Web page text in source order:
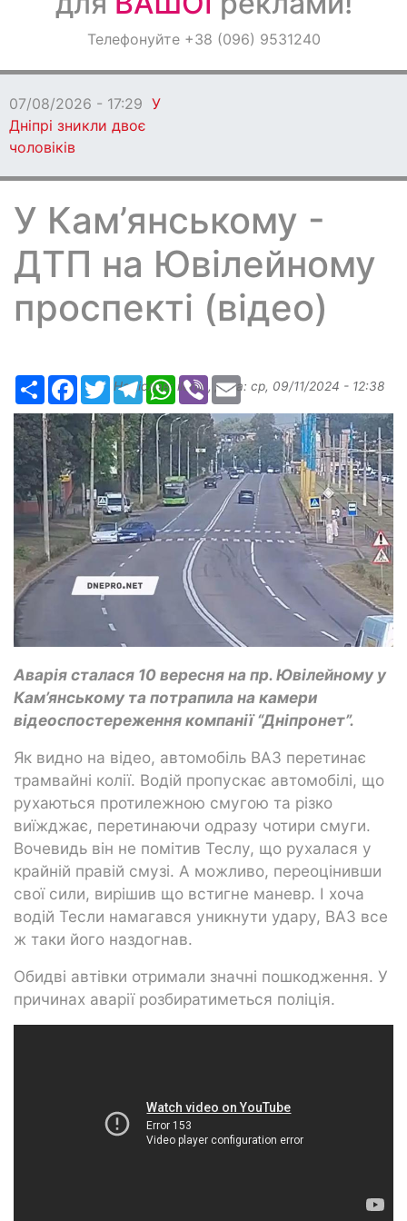
ОголошенняТелефонуйте +38 (096) 9531240
07/08/2026 - 17:29 У
Дніпрі зникли двоє
чоловіків
У Кам’янському -
ДТП на Ювілейному
проспекті (відео)
РесурсFacebook
TwitterTelegramWhatsApp
ViberEmail
Надіслав: ilona , дата: ср, 09/11/2024 - 12:38
Аварія сталася 10 вересня на пр. Ювілейному у
Кам’янському та потрапила на камери
відеоспостереження компанії “Дніпронет”.
Як видно на відео, автомобіль ВАЗ перетинає
трамвайні колії. Водій пропускає автомобілі, що
рухаються протилежною смугою та різко
виїжджає, перетинаючи одразу чотири смуги.
Вочевидь він не помітив Теслу, що рухалася у
крайній правій смузі. А можливо, переоцінивши
свої сили, вирішив що встигне маневр. І хоча
водій Тесли намагався уникнути удару, ВАЗ все
ж таки його наздогнав.
Обидві автівки отримали значні пошкодження. У
причинах аварії розбиратиметься поліція.